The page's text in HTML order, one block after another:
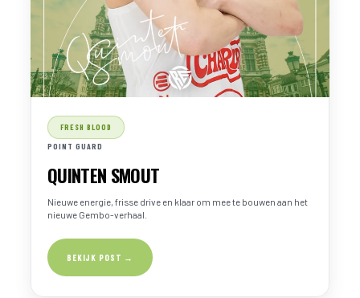
FRESH BLOOD
POINT GUARD
QUINTEN SMOUT
Nieuwe energie, frisse drive en klaar om mee te bouwen aan het
nieuwe Gembo-verhaal.
BEKIJK POST →